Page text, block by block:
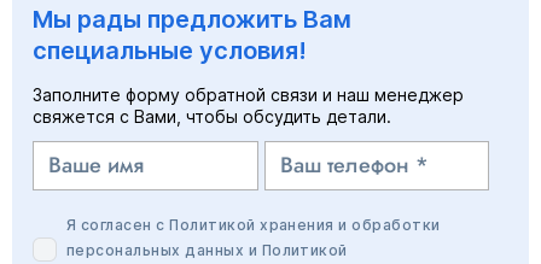
Мы рады предложить Вам
специальные условия!
Заполните форму обратной связи и наш менеджер
свяжется с Вами, чтобы обсудить детали.
Я согласен сПолитикой хранения и обработки
персональных данных и Политикой